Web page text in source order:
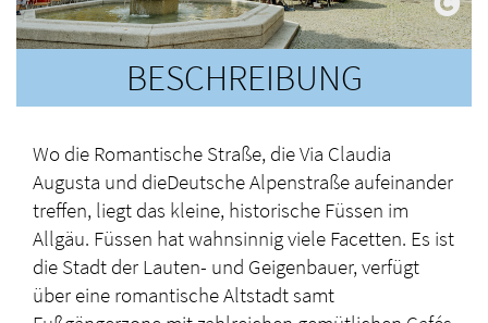
BESCHREIBUNG
Wo die Romantische Straße, die Via Claudia
Augusta und dieDeutsche Alpenstraße aufeinander
treffen, liegt das kleine, historische Füssen im
Allgäu. Füssen hat wahnsinnig viele Facetten. Es ist
die Stadt der Lauten- und Geigenbauer, verfügt
über eine romantische Altstadt samt